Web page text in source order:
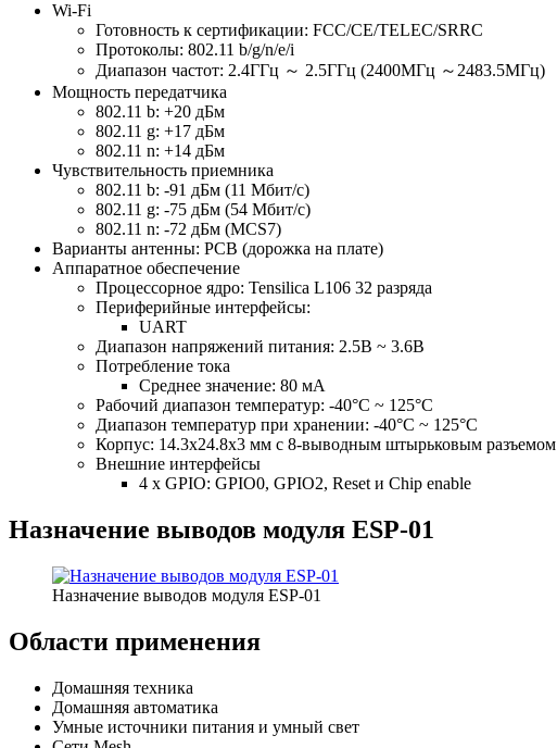
Wi-Fi
Готовность к сертификации: FCC/CE/TELEC/SRRC
Протоколы: 802.11 b/g/n/e/i
Диапазон частот: 2.4ГГц ～ 2.5ГГц (2400MГц ～2483.5МГц)
Мощность передатчика
802.11 b: +20 дБм
802.11 g: +17 дБм
802.11 n: +14 дБм
Чувствительность приемника
802.11 b: -91 дБм (11 Мбит/с)
802.11 g: -75 дБм (54 Мбит/с)
802.11 n: -72 дБм (MCS7)
Варианты антенны: PCB (дорожка на плате)
Аппаратное обеспечение
Процессорное ядро: Tensilica L106 32 разряда
Периферийные интерфейсы:
UART
Диапазон напряжений питания: 2.5В ~ 3.6В
Потребление тока
Среднее значение: 80 мA
Рабочий диапазон температур: -40°C ~ 125°C
Диапазон температур при хранении: -40°C ~ 125°C
Корпус: 14.3x24.8x3 мм с 8-выводным штырьковым разъемом
Внешние интерфейсы
4 x GPIO: GPIO0, GPIO2, Reset и Chip enable
Назначение выводов модуля ESP-01
Назначение выводов модуля ESP-01
Области применения
Домашняя техника
Домашняя автоматика
Умные источники питания и умный свет